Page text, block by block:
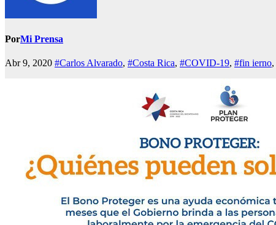
PorMi Prensa
Abr 9, 2020 #Carlos Alvarado, #Costa Rica, #COVID-19, #fin ierno,